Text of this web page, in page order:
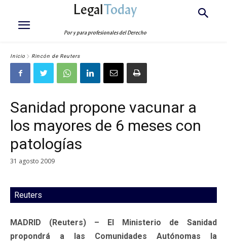
LegalToday
Por y para profesionales del Derecho
Inicio Rincón de Reuters
Sanidad propone vacunar a
los mayores de 6 meses con
patologías
31 agosto 2009
Reuters
MADRID (Reuters) – El Ministerio de Sanidad
propondrá a las Comunidades Autónomas la